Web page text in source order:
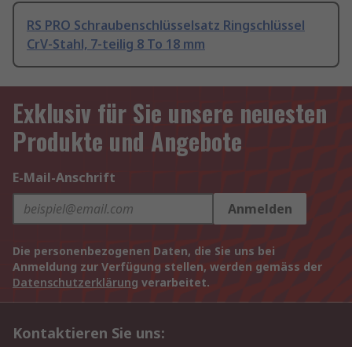
RS PRO Schraubenschlüsselsatz Ringschlüssel
CrV-Stahl, 7-teilig 8 To 18 mm
Exklusiv für Sie unsere neuesten
Produkte und Angebote
E-Mail-Anschrift
Anmelden
Die personenbezogenen Daten, die Sie uns bei
Anmeldung zur Verfügung stellen, werden gemäss der
Datenschutzerklärung verarbeitet.
Kontaktieren Sie uns: